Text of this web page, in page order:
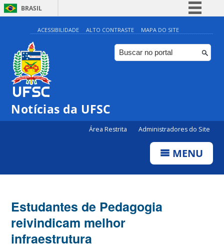
BRASIL
Simplifique!
Comunica BR
Participe
ACESSIBILIDADE ALTO CONTRASTE MAPA DO SITE
Notícias da UFSC
Área Restrita Administradores do Site
MENU
Estudantes de Pedagogia
reivindicam melhor
infraestrutura